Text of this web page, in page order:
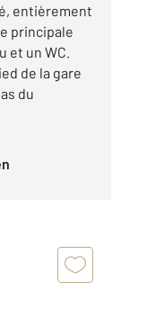
entièrement
principale
et un WC.
de la gare
du